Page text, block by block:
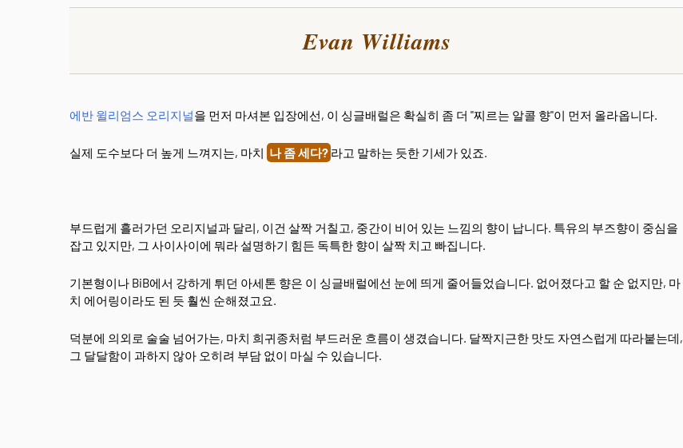
Evan Williams
에반 윌리엄스 오리지널을 먼저 마셔본 입장에선, 이 싱글배럴은 확실히 좀 더 "찌르는 알콜 향"이 먼저 올라옵니다.
실제 도수보다 더 높게 느껴지는, 마치 나 좀 세다? 라고 말하는 듯한 기세가 있죠.
부드럽게 흘러가던 오리지널과 달리, 이건 살짝 거칠고, 중간이 비어 있는 느낌의 향이 납니다. 특유의 부즈향이 중심을
잡고 있지만, 그 사이사이에 뭐라 설명하기 힘든 독특한 향이 살짝 치고 빠집니다.
기본형이나 BiB에서 강하게 튀던 아세톤 향은 이 싱글배럴에선 눈에 띄게 줄어들었습니다. 없어졌다고 할 순 없지만, 마
치 에어링이라도 된 듯 훨씬 순해졌고요.
덕분에 의외로 술술 넘어가는, 마치 희귀종처럼 부드러운 흐름이 생겼습니다. 달짝지근한 맛도 자연스럽게 따라붙는데,
그 달달함이 과하지 않아 오히려 부담 없이 마실 수 있습니다.